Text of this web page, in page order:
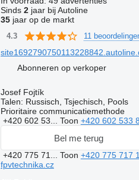
Sinds 2jaar bij Autoline
35jaar op de markt
4.3 11
Abonneren op verkoper
Josef Fojtík
Talen: Russisch, Tsjechisch, Pools
Prioritaire communicatiemethode
+420 602 53... Toon +420 602 533
Bel me terug
+420 775 71... Toon +420 775 717
fpvtechnika.cz